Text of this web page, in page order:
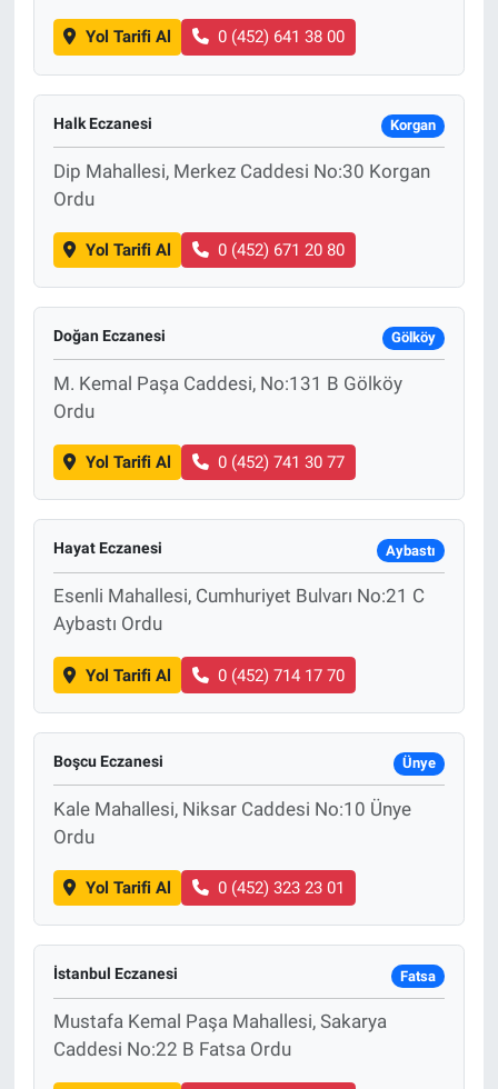
Yol Tarifi Al 0 (452) 641 38 00
Halk Eczanesi Korgan
Dip Mahallesi, Merkez Caddesi No:30 Korgan
Ordu
Yol Tarifi Al 0 (452) 671 20 80
Doğan Eczanesi Gölköy
M. Kemal Paşa Caddesi, No:131 B Gölköy
Ordu
Yol Tarifi Al 0 (452) 741 30 77
Hayat Eczanesi Aybastı
Esenli Mahallesi, Cumhuriyet Bulvarı No:21 C
Aybastı Ordu
Yol Tarifi Al 0 (452) 714 17 70
Boşcu Eczanesi Ünye
Kale Mahallesi, Niksar Caddesi No:10 Ünye
Ordu
Yol Tarifi Al 0 (452) 323 23 01
İstanbul Eczanesi Fatsa
Mustafa Kemal Paşa Mahallesi, Sakarya
Caddesi No:22 B Fatsa Ordu